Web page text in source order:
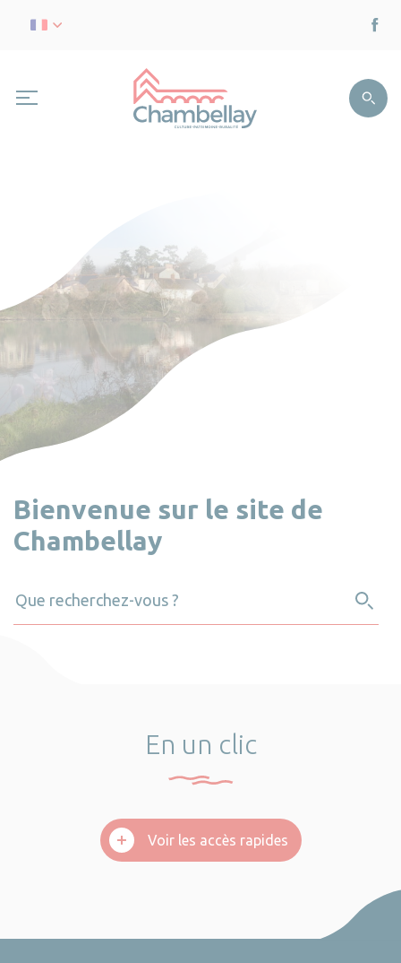
Bienvenue sur le site de
Chambellay
En un clic
Voir les accès rapides